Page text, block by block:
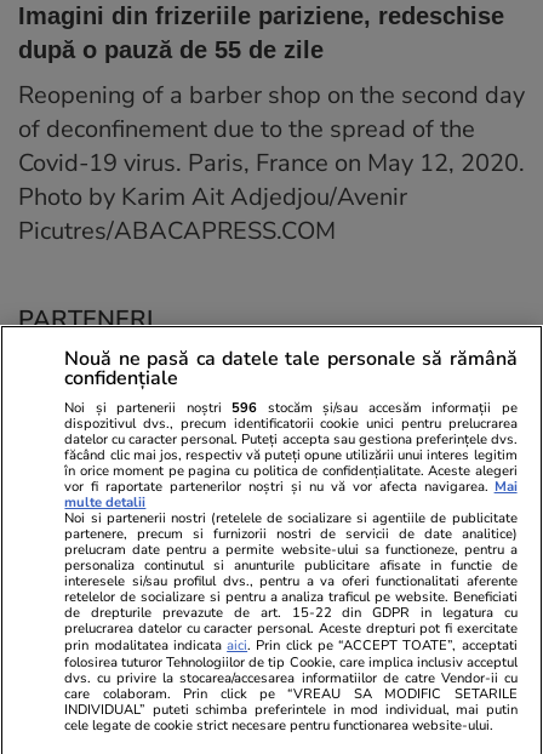
Imagini din frizeriile pariziene, redeschise
după o pauză de 55 de zile
Reopening of a barber shop on the second day
of deconfinement due to the spread of the
Covid-19 virus. Paris, France on May 12, 2020.
Photo by Karim Ait Adjedjou/Avenir
Picutres/ABACAPRESS.COM
PARTENERI
Viva.ro
Eliza, fiica Adrianei Iliescu, nu a mai fost
văzută demult, însă cele mai recente imagini
cu ea chiar fac înconjurul internetului, grație
unui mini-de...
Unica.ro
Nu și ei! S-au
căsnicie! Cei doi
secret. Nimeni
motiv al
Nouă ne pasă ca datele tale personale să rămână
confidențiale
Noi și partenerii noștri 596 stocăm și/sau accesăm informații pe
dispozitivul dvs., precum identificatorii cookie unici pentru prelucrarea
datelor cu caracter personal. Puteți accepta sau gestiona preferințele dvs.
făcând clic mai jos, respectiv vă puteți opune utilizării unui interes legitim
în orice moment pe pagina cu politica de confidențialitate. Aceste alegeri
vor fi raportate partenerilor noștri și nu vă vor afecta navigarea. Mai
multe detalii
Noi si partenerii nostri (retelele de socializare si agentiile de publicitate
partenere, precum si furnizorii nostri de servicii de date analitice)
prelucram date pentru a permite website-ului sa functioneze, pentru a
personaliza continutul si anunturile publicitare afisate in functie de
interesele si/sau profilul dvs., pentru a va oferi functionalitati aferente
retelelor de socializare si pentru a analiza traficul pe website. Beneficiati
de drepturile prevazute de art. 15-22 din GDPR in legatura cu
prelucrarea datelor cu caracter personal. Aceste drepturi pot fi exercitate
prin modalitatea indicataaici. Prin click pe “ACCEPT TOATE”, acceptati
folosirea tuturor Tehnologiilor de tip Cookie, care implica inclusiv acceptul
dvs. cu privire la stocarea/accesarea informatiilor de catre Vendor-ii cu
care colaboram. Prin click pe “VREAU SA MODIFIC SETARILE
INDIVIDUAL” puteti schimba preferintele in mod individual, mai putin
cele legate de cookie strict necesare pentru functionarea website-ului.